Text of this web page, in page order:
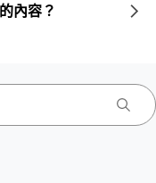
內容？